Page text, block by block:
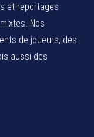
et reportages
Nos
de joueurs, des
aussi des